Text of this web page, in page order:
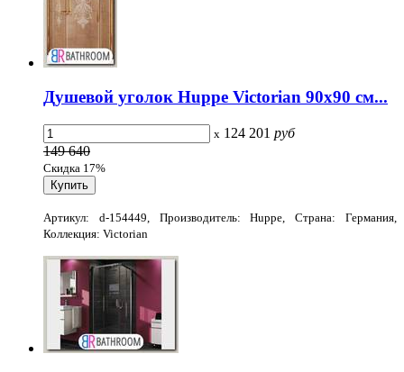
Душевой уголок Huppe Victorian 90x90 см...
x 124 201 руб
149 640
Скидка 17%
Артикул: d-154449, Производитель: Huppe, Страна: Германия,
Коллекция: Victorian